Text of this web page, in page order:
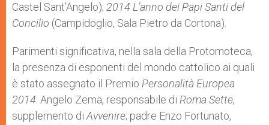
Castel Sant’Angelo); 2014 L’anno dei Papi Santi del
Concilio (Campidoglio, Sala Pietro da Cortona).
Parimenti significativa, nella sala della Protomoteca,
la presenza di esponenti del mondo cattolico ai quali
è stato assegnato il Premio Personalità Europea
2014: Angelo Zema, responsabile di Roma Sette,
supplemento di Avvenire; padre Enzo Fortunato,